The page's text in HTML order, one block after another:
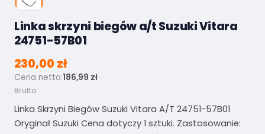
Linka skrzyni biegów a/t Suzuki Vitara
24751-57B01
230,00 zł
Cena netto:186,99 zł
Brutto
Linka Skrzyni Biegów Suzuki Vitara A/T 24751-57B01
Oryginał Suzuki Cena dotyczy 1 sztuki. Zastosowanie: